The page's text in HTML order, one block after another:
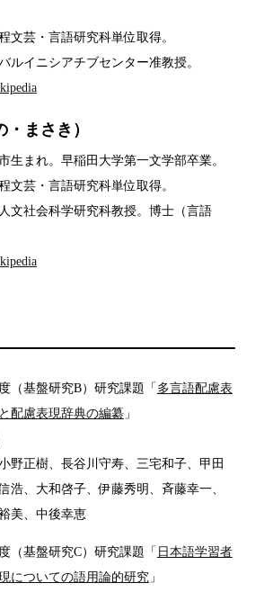
文芸・言語研究科単位取得。
ルイニシアチブセンター准教授。
まさき）
生まれ。早稲田大学第一文学部卒業。
文芸・言語研究科単位取得。
文社会科学研究科教授。博士（言語
（基盤研究B）研究課題「 多言語配慮表
配慮表現辞典の編纂」
正樹、長谷川守寿、三宅和子、甲田
浩、大和啓子、伊藤秀明、斉藤幸一、
美、中後幸恵
（基盤研究C）研究課題「 日本語学習者
についての語用論的研究」